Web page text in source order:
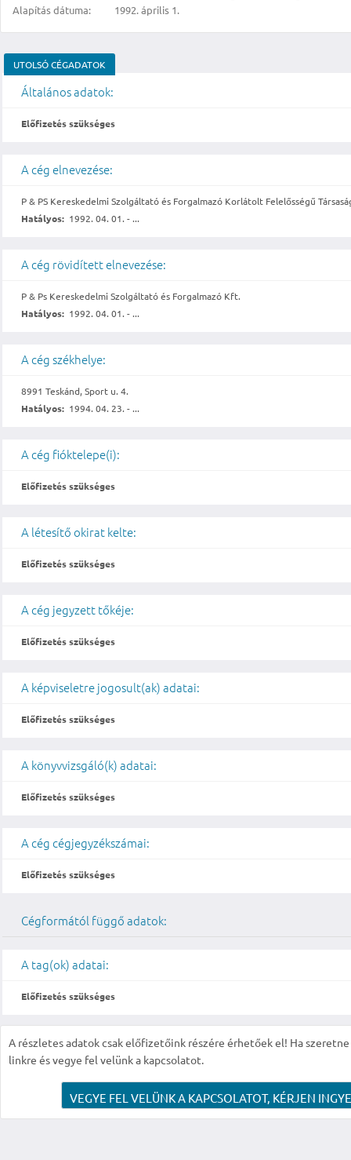
Alapítás dátuma:
1992. április 1.
UTOLSÓ CÉGADATOK
Általános adatok:
Előfizetés szükséges
A cég elnevezése:
P & PS Kereskedelmi Szolgáltató és Forgalmazó Korlátolt Felelősségű
Hatályos: 1992. 04. 01. - ...
A cég rövidített elnevezése:
P & Ps Kereskedelmi Szolgáltató és Forgalmazó Kft.
Hatályos: 1992. 04. 01. - ...
A cég székhelye:
8991 Teskánd, Sport u. 4.
Hatályos: 1994. 04. 23. - ...
A cég fióktelepe(i):
Előfizetés szükséges
A létesítő okirat kelte:
Előfizetés szükséges
A cég jegyzett tőkéje:
Előfizetés szükséges
A képviseletre jogosult(ak) adatai:
Előfizetés szükséges
A könyvvizsgáló(k) adatai:
Előfizetés szükséges
A cég cégjegyzékszámai:
Előfizetés szükséges
Cégformától függő adatok:
A tag(ok) adatai:
Előfizetés szükséges
A részletes adatok csak előfizetőink részére érhetőek el! Ha
linkre és vegye fel velünk a kapcsolatot.
VEGYE FEL VELÜNK A KAPCSOLATOT, KÉRJEN